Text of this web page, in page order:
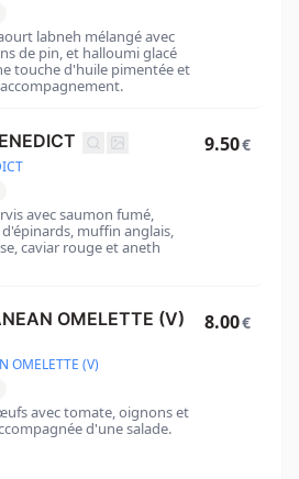
labneh mélangé avec
de pin, et halloumi glacé
touche d'huile pimentée et
avec saumon fumé,
muffin anglais,
caviar rouge et aneth
9.50€
OMELETTE (V)
OMELETTE (V)
avec tomate, oignons et
d'une salade.
8.00€